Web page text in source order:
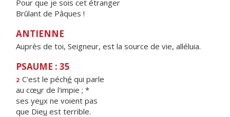
Pour que je sois cet étranger
Brûlant de Pâques !
ANTIENNE
Auprès de toi, Seigneur, est la source de vie, alléluia.
PSAUME : 35
2 C'est le péché qui parle
au cœur de l'impie ; *
ses yeux ne voient pas
que Dieu est terrible.